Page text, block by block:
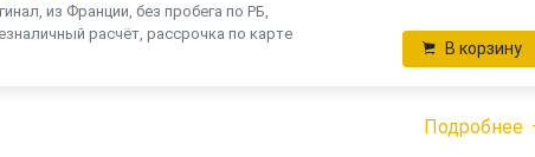
из Франции, без пробега по РБ,
расчёт, рассрочка по карте
В корзину
Подробнее